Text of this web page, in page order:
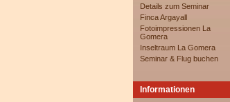
Details zum Seminar
Finca Argayall
Fotoimpressionen La
Gomera
Inseltraum La Gomera
Seminar & Flug buchen
Informationen